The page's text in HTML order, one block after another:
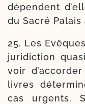
dépendent
du Sacré
25. Les
juri­dic­tion
voir
livres
cas urgents.